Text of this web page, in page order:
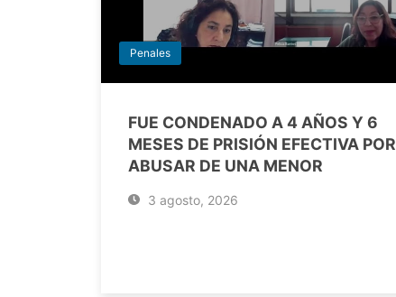
Penales
FUE CONDENADO A 4 AÑOS Y 6
MESES DE PRISIÓN EFECTIVA POR
ABUSAR DE UNA MENOR
3 agosto, 2026